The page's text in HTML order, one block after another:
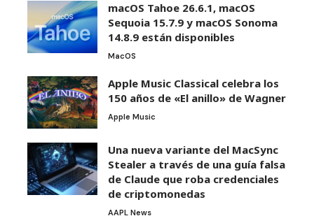
macOS Tahoe 26.6.1, macOS
Sequoia 15.7.9 y macOS Sonoma
14.8.9 están disponibles
MacOS
Apple Music Classical celebra los
150 años de «El anillo» de Wagner
Apple Music
Una nueva variante del MacSync
Stealer a través de una guía falsa
de Claude que roba credenciales
de criptomonedas
AAPL News